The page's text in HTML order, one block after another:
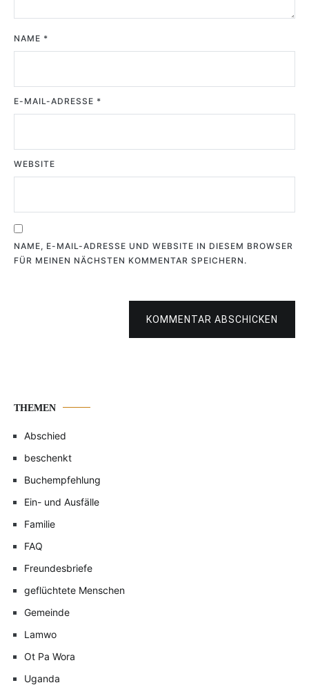
NAME *
E-MAIL-ADRESSE *
WEBSITE
NAME, E-MAIL-ADRESSE UND WEBSITE IN DIESEM BROWSER
FÜR MEINEN NÄCHSTEN KOMMENTAR SPEICHERN.
KOMMENTAR ABSCHICKEN
THEMEN
Abschied
beschenkt
Buchempfehlung
Ein- und Ausfälle
Familie
FAQ
Freundesbriefe
geflüchtete Menschen
Gemeinde
Lamwo
Ot Pa Wora
Uganda